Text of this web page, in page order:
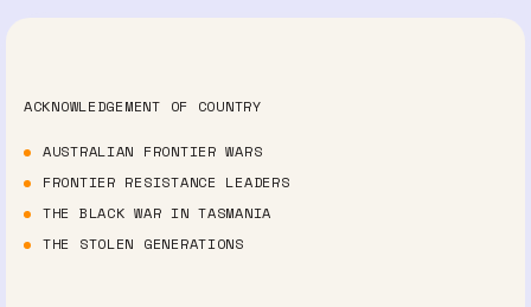
ACKNOWLEDGEMENT OF COUNTRY
AUSTRALIAN FRONTIER WARS
FRONTIER RESISTANCE LEADERS
THE BLACK WAR IN TASMANIA
THE STOLEN GENERATIONS